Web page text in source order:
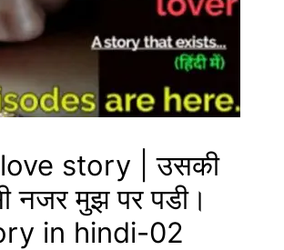
story | उसकी
नजर मुझ पर पडी।
in hindi-02